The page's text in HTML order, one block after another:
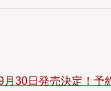
30日発売決定！予